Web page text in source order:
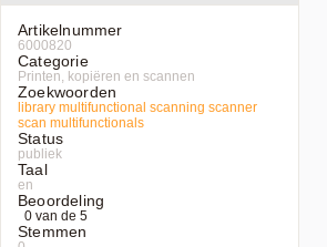
Artikelnummer
6000820
Categorie
Printen, kopiëren en scannen
Zoekwoorden
library multifunctional scanning scanner
scan multifunctionals
Status
publiek
Taal
en
Beoordeling
0 van de 5
Stemmen